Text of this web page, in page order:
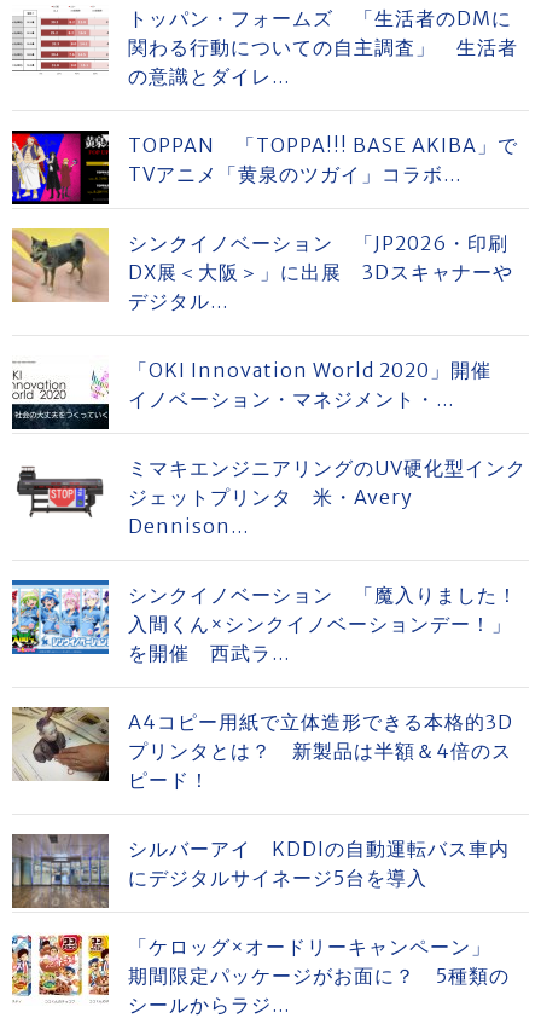
トッパン・フォームズ 「生活者のDMに
関わる行動についての自主調査」 生活者
の意識とダイレ...
TOPPAN 「TOPPA!!! BASE AKIBA」で
TVアニメ「黄泉のツガイ」コラボ...
シンクイノベーション 「JP2026・印刷
DX展＜大阪＞」に出展 3Dスキャナーや
デジタル...
「OKI Innovation World 2020」開催
イノベーション・マネジメント・...
ミマキエンジニアリングのUV硬化型インク
ジェットプリンタ 米・Avery
Dennison...
シンクイノベーション 「魔入りました！
入間くん×シンクイノベーションデー！」
を開催 西武ラ...
A4コピー用紙で立体造形できる本格的3D
プリンタとは？ 新製品は半額＆4倍のス
ピード！
シルバーアイ KDDIの自動運転バス車内
にデジタルサイネージ5台を導入
「ケロッグ×オードリーキャンペーン」
期間限定パッケージがお面に？ 5種類の
シールからラジ...